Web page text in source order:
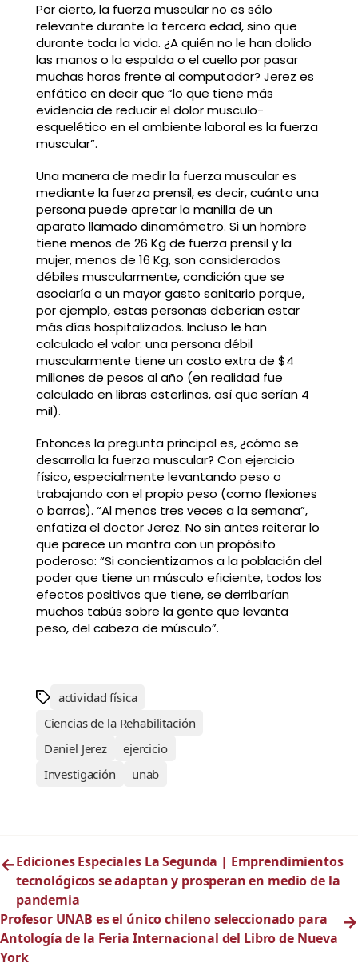
Por cierto, la fuerza muscular no es sólo
relevante durante la tercera edad, sino que
durante toda la vida. ¿A quién no le han dolido
las manos o la espalda o el cuello por pasar
muchas horas frente al computador? Jerez es
enfático en decir que “lo que tiene más
evidencia de reducir el dolor musculo-
esquelético en el ambiente laboral es la fuerza
muscular”.
Una manera de medir la fuerza muscular es
mediante la fuerza prensil, es decir, cuánto una
persona puede apretar la manilla de un
aparato llamado dinamómetro. Si un hombre
tiene menos de 26 Kg de fuerza prensil y la
mujer, menos de 16 Kg, son considerados
débiles muscularmente, condición que se
asociaría a un mayor gasto sanitario porque,
por ejemplo, estas personas deberían estar
más días hospitalizados. Incluso le han
calculado el valor: una persona débil
muscularmente tiene un costo extra de $4
millones de pesos al año (en realidad fue
calculado en libras esterlinas, así que serían 4
mil).
Entonces la pregunta principal es, ¿cómo se
desarrolla la fuerza muscular? Con ejercicio
físico, especialmente levantando peso o
trabajando con el propio peso (como flexiones
o barras). “Al menos tres veces a la semana”,
enfatiza el doctor Jerez. No sin antes reiterar lo
que parece un mantra con un propósito
poderoso: “Si concientizamos a la población del
poder que tiene un músculo eficiente, todos los
efectos positivos que tiene, se derribarían
muchos tabús sobre la gente que levanta
peso, del cabeza de músculo”.
actividad física
Ciencias de la Rehabilitación
Daniel Jerez
ejercicio
Investigación
unab
←Ediciones Especiales La Segunda | Emprendimientos
tecnológicos se adaptan y prosperan en medio de la
pandemia
Profesor UNAB es el único chileno seleccionado para
Antología de la Feria Internacional del Libro de Nueva
York
→